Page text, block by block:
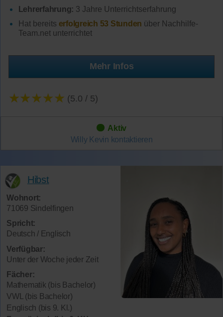
Lehrerfahrung: 3 Jahre Unterrichtserfahrung
Hat bereits erfolgreich 53 Stunden über Nachhilfe-
Team.net unterrichtet
Mehr Infos
★★★★★ (5.0 / 5)
Aktiv
Willy Kevin kontaktieren
Hibst
Wohnort:
71069 Sindelfingen
Spricht:
Deutsch / Englisch
Verfügbar:
Unter der Woche jeder Zeit
Fächer:
Mathematik (bis Bachelor)
VWL (bis Bachelor)
Englisch (bis 9. Kl.)